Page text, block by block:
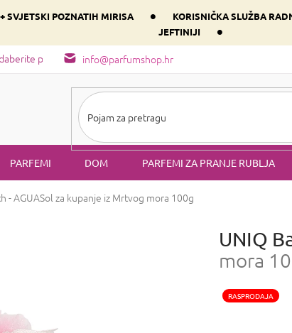
SVJETSKI POZNATIH MIRISA • KORISNIČKA SLUŽBA
JEFTINIJI
•
info@parfumshop.hr
parfem svog srca prema dominantnoj komponenti
PARFEMI DOM PARFEMI ZA PRANJE RUBLJA
- AGUASol za kupanje iz Mrtvog mora 100g
UNIQ
mora
RASPRODAJA